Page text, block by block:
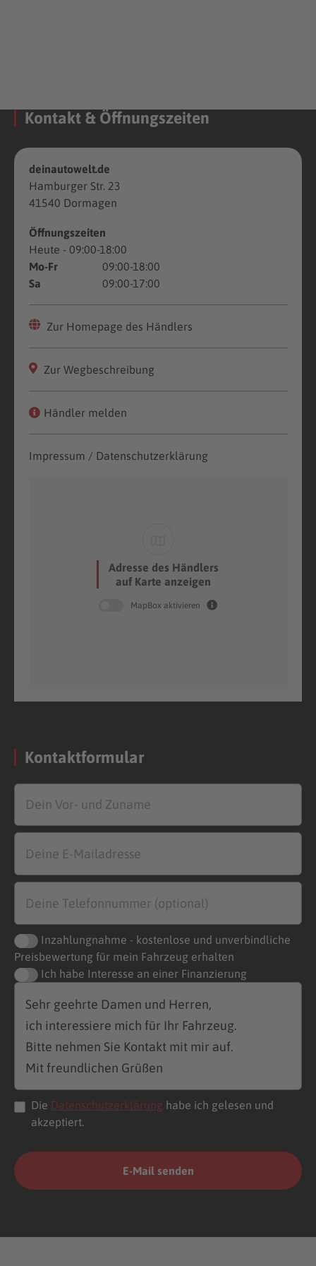
Kontakt & Öffnungszeiten
deinautowelt.de
Hamburger Str. 23
41540 Dormagen
Öffnungszeiten
Heute - 09:00-18:00
Mo-Fr
09:00-18:00
Sa
09:00-17:00
Zur Homepage des Händlers
Zur Wegbeschreibung
Händler melden
Impressum / Datenschutzerklärung
Adresse des Händlers
auf Karte anzeigen
MapBox aktivieren
Kontaktformular
Inzahlungnahme - kostenlose und unverbindliche
Preisbewertung für mein Fahrzeug erhalten
Ich habe Interesse an einer Finanzierung
Die Datenschutzerklärung habe ich gelesen und
akzeptiert.